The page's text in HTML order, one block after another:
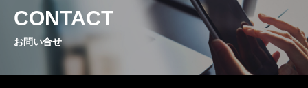
CONTACT
お問い合せ